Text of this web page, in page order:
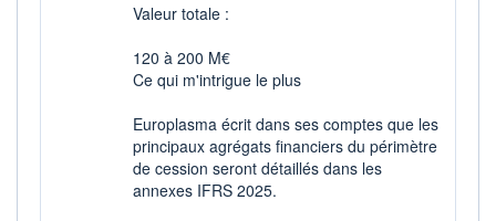
Valeur totale :
120 à 200 M€
Ce qui m'intrigue le plus
Europlasma écrit dans ses comptes que les
principaux agrégats financiers du périmètre
de cession seront détaillés dans les
annexes IFRS 2025.